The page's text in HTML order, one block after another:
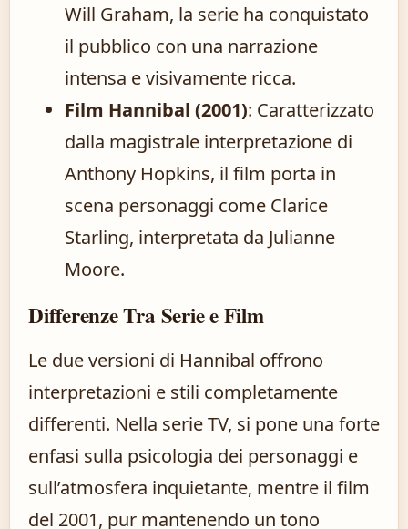
Will Graham, la serie ha conquistato
il pubblico con una narrazione
intensa e visivamente ricca.
Film Hannibal (2001): Caratterizzato
dalla magistrale interpretazione di
Anthony Hopkins, il film porta in
scena personaggi come Clarice
Starling, interpretata da Julianne
Moore.
Differenze Tra Serie e Film
Le due versioni di Hannibal offrono
interpretazioni e stili completamente
differenti. Nella serie TV, si pone una forte
enfasi sulla psicologia dei personaggi e
sull’atmosfera inquietante, mentre il film
del 2001, pur mantenendo un tono